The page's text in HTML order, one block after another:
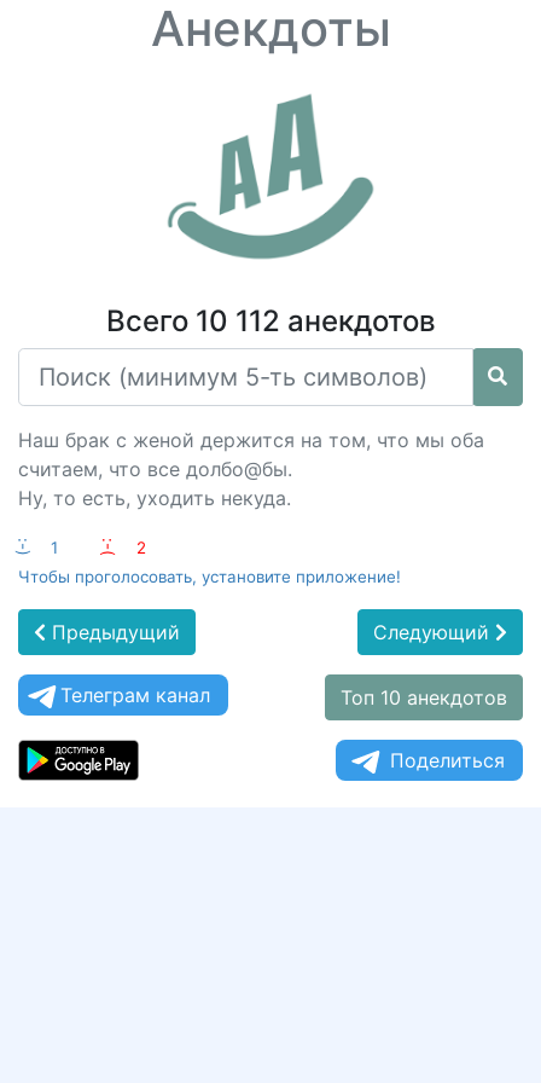
Анекдоты
Всего 10 112 анекдотов
Наш брак с женой держится на том, что мы оба
считаем, что все долбо@бы.
Ну, то есть, уходить некуда.
:-) 1 :-(
2
Чтобы проголосовать, установите приложение!
Предыдущий Следующий
Телеграм канал Топ 10 анекдотов
Поделиться